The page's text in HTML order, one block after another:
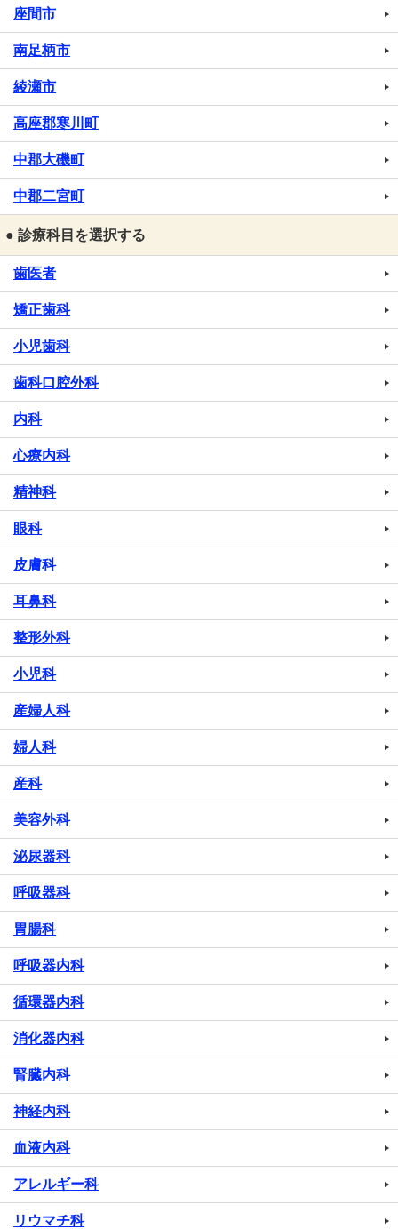
座間市
南足柄市
綾瀬市
高座郡寒川町
中郡大磯町
中郡二宮町
● 診療科目を選択する
歯医者
矯正歯科
小児歯科
歯科口腔外科
内科
心療内科
精神科
眼科
皮膚科
耳鼻科
整形外科
小児科
産婦人科
婦人科
産科
美容外科
泌尿器科
呼吸器科
胃腸科
呼吸器内科
循環器内科
消化器内科
腎臓内科
神経内科
血液内科
アレルギー科
リウマチ科